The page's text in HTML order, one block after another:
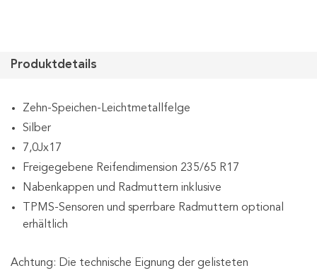
Produktdetails
Zehn-Speichen-Leichtmetallfelge
Silber
7,0Jx17
Freigegebene Reifendimension 235/65 R17
Nabenkappen und Radmuttern inklusive
TPMS-Sensoren und sperrbare Radmuttern optional
erhältlich
Achtung: Die technische Eignung der gelisteten